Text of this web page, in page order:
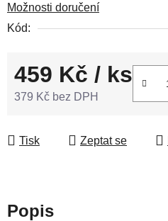
Možnosti doručení
Kód:
459 Kč / ks
379 Kč bez DPH
Tisk Zeptat se
Popis